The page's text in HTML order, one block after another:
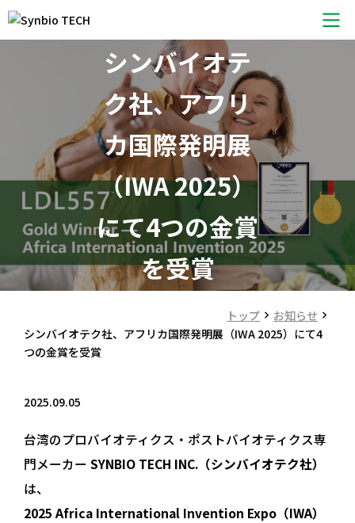
会社概要
サービス
製品紹介
私たちのこだわり
お知らせ
トピックス
シンバイオテ
ク社、アフリ
カ国際発明展
（IWA 2025）
にて4つの金賞
を受賞
トップ
お知らせ
シンバイオテク社、アフリカ国際発明展（IWA 2025）にて4
つの金賞を受賞
2025.09.05
台湾のプロバイオティクス・ポストバイオティクス専
門メーカー SYNBIO TECH INC.（シンバイオテク社）
は、
2025 Africa International Invention Expo（IWA）